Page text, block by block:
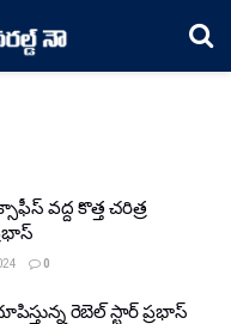
వద్ద కొత్త చరిత్ర
0
రెబెల్ స్టార్ ప్రభాస్